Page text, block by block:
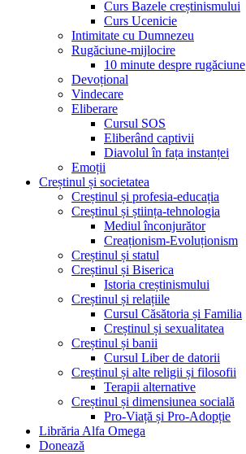
Curs Bazele creștinismului
Curs Ucenicie
Intimitate cu Dumnezeu
Rugăciune-mijlocire
10 minute despre rugăciune
Devoțional
Vindecare
Eliberare
Cursul SOS
Eliberând captivii
Diavolul în fața instanței
Emoții
Creștinul și societatea
Creștinul și profesia-educația
Creștinul și știința-tehnologia
Mediul înconjurător
Creaționism-Evoluționism
Creștinul și statul
Creștinul și Biserica
Istoria creștinismului
Creștinul și relațiile
Cursul Căsătoria și Familia
Creștinul și sexualitatea
Creștinul și banii
Cursul Liber de datorii
Creștinul și alte religii și filosofii
Terapii alternative
Creștinul și dimensiunea socială
Pro-Viață și Pro-Adopție
Librăria Alfa Omega
Donează